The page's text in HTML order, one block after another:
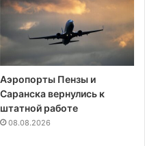
Аэропорты Пензы и
Саранска вернулись к
штатной работе
08.08.2026